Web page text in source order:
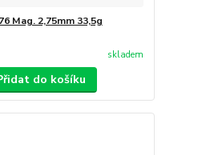
Mag. 2,75mm 33,5g
skladem
do košíku